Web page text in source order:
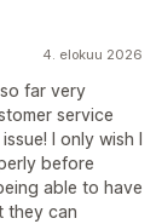
4. elokuu 2026
far very
service
I only wish I
before
able to have
they can